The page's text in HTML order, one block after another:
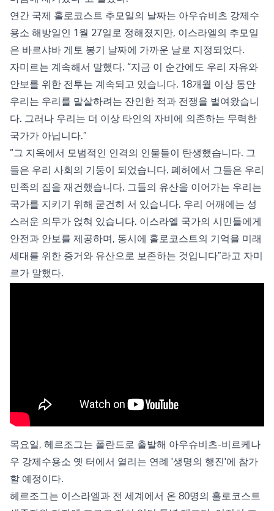
연간 국제 홀로코스트 추모일의 날짜는 아우슈비츠 강제수
용소 해방일인 1월 27일로 정해졌지만, 이스라엘의 추모일
은 바르샤바 게토 봉기 날짜에 가까운 날로 지정되었다.
자미르는 계속해서 말했다. “지금 이 순간에도 우리 자유와
안보를 위한 전투는 계속되고 있습니다. 18개월 이상 동안
우리는 우리를 말살하려는 잔인한 적과 전쟁을 벌여왔습니
다. 그러나 우리는 더 이상 타인의 자비에 의존하는 무력한
국가가 아닙니다.”
“그 지옥에서 모범적인 인격의 인물들이 탄생했습니다. 그
들은 우리 사회의 기둥이 되었습니다. 폐허에서 그들은 우리
민족의 집을 재건했습니다. 그들의 유산을 이어가는 우리는
국가를 지키기 위해 굳건히 서 있습니다. 우리 어깨에는 성
스러운 의무가 얹혀 있습니다. 이스라엘 국가의 시민들에게
안전과 안보를 제공하며, 동시에 홀로코스트의 기억을 미래
세대를 위한 증거와 유산으로 보존하는 것입니다”라고 자미
르가 말했다.
목요일, 헤르조그는 폴란드로 출발해 아우슈비츠-비르케나
우 강제수용소 옛 터에서 열리는 연례 '생명의 행진'에 참가
할 예정이다.
헤르조그는 이스라엘과 전 세계에서 온 80명의 홀로코스트